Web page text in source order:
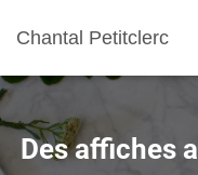
Chantal Petitclerc
Des affiches